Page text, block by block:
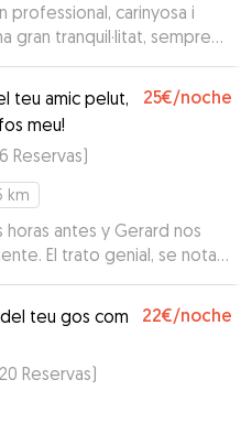
professional, carinyosa i
gran tranquil·litat, sempre
Crema. Una gran
perfecte. Molt
teu amic pelut,
meu!
25€/noche
6 Reservas)
km
horas antes y Gerard nos
El trato genial, se nota
los animales. Nos enviaron
iba bien. Muy
teu gos com
22€/noche
20 Reservas)